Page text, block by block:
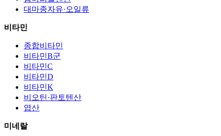
대마종자유·오일류
비타민
종합비타민
비타민B군
비타민C
비타민D
비타민K
비오틴·판토텐산
엽산
미네랄